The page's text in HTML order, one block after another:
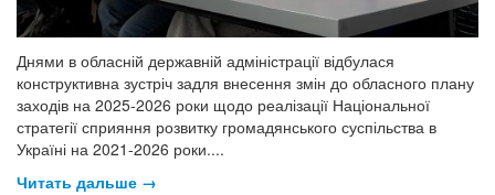
Днями в обласній державній адміністрації відбулася
конструктивна зустріч задля внесення змін до обласного плану
заходів на 2025-2026 роки щодо реалізації Національної
стратегії сприяння розвитку громадянського суспільства в
Україні на 2021-2026 роки....
Читать дальше →